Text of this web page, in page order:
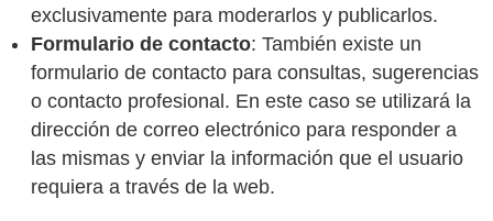
exclusivamente para moderarlos y publicarlos.
Formulario de contacto: También existe un
formulario de contacto para consultas, sugerencias
o contacto profesional. En este caso se utilizará la
dirección de correo electrónico para responder a
las mismas y enviar la información que el usuario
requiera a través de la web.